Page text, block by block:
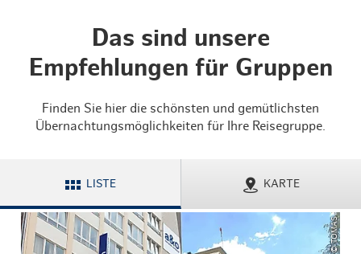
Das sind unsere
Empfehlungen für Gruppen
Finden Sie hier die schönsten und gemütlichsten
Übernachtungsmöglichkeiten für Ihre Reisegruppe.
LISTE KARTE
© TOMAS